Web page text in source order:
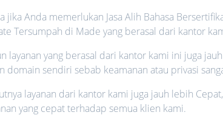
jika Anda memerlukan Jasa Alih Bahasa
Tersumpah di Made yang berasal dari kantor
layanan yang berasal dari kantor kami ini juga
domain sendiri sebab keamanan atau privasi
layanan dari kantor kami juga jauh lebih
yang cepat terhadap semua klien kami.